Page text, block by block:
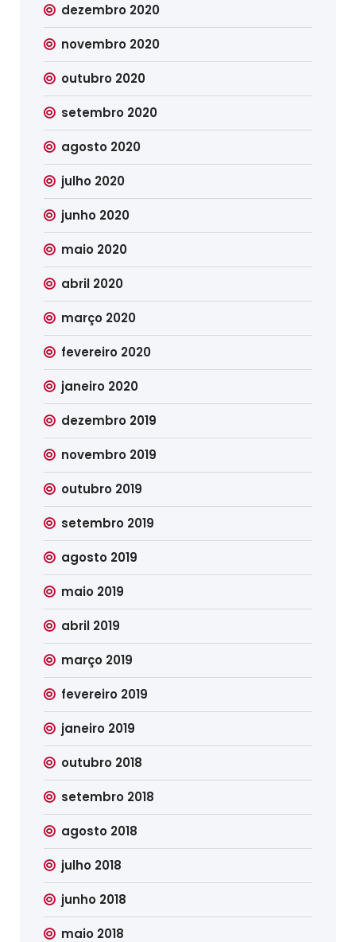
dezembro 2020
novembro 2020
outubro 2020
setembro 2020
agosto 2020
julho 2020
junho 2020
maio 2020
abril 2020
março 2020
fevereiro 2020
janeiro 2020
dezembro 2019
novembro 2019
outubro 2019
setembro 2019
agosto 2019
maio 2019
abril 2019
março 2019
fevereiro 2019
janeiro 2019
outubro 2018
setembro 2018
agosto 2018
julho 2018
junho 2018
maio 2018